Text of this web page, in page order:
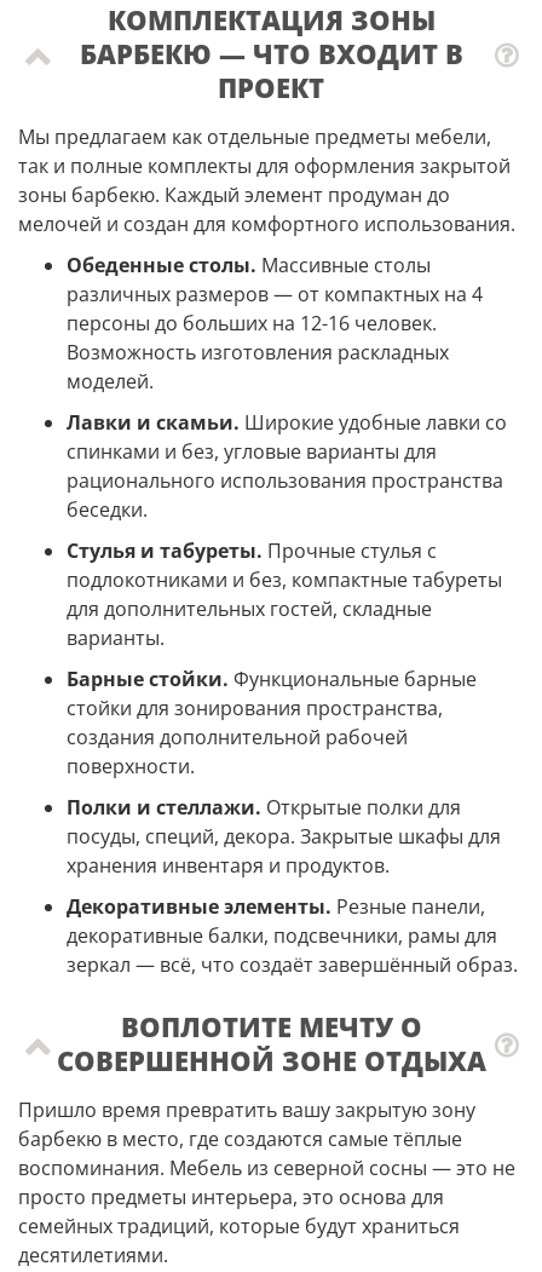
КОМПЛЕКТАЦИЯ ЗОНЫ
БАРБЕКЮ — ЧТО ВХОДИТ В
ПРОЕКТ
Мы предлагаем как отдельные предметы мебели,
так и полные комплекты для оформления закрытой
зоны барбекю. Каждый элемент продуман до
мелочей и создан для комфортного использования.
Обеденные столы. Массивные столы
различных размеров — от компактных на 4
персоны до больших на 12-16 человек.
Возможность изготовления раскладных
моделей.
Лавки и скамьи. Широкие удобные лавки со
спинками и без, угловые варианты для
рационального использования пространства
беседки.
Стулья и табуреты. Прочные стулья с
подлокотниками и без, компактные табуреты
для дополнительных гостей, складные
варианты.
Барные стойки. Функциональные барные
стойки для зонирования пространства,
создания дополнительной рабочей
поверхности.
Полки и стеллажи. Открытые полки для
посуды, специй, декора. Закрытые шкафы для
хранения инвентаря и продуктов.
Декоративные элементы. Резные панели,
декоративные балки, подсвечники, рамы для
зеркал — всё, что создаёт завершённый образ.
ВОПЛОТИТЕ МЕЧТУ О
СОВЕРШЕННОЙ ЗОНЕ ОТДЫХА
Пришло время превратить вашу закрытую зону
барбекю в место, где создаются самые тёплые
воспоминания. Мебель из северной сосны — это не
просто предметы интерьера, это основа для
семейных традиций, которые будут храниться
десятилетиями.